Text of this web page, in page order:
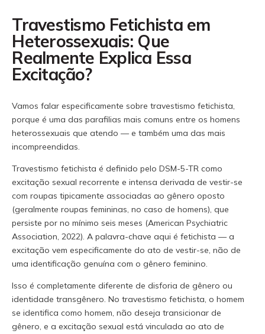
Travestismo Fetichista em
Heterossexuais: Que
Realmente Explica Essa
Excitação?
Vamos falar especificamente sobre travestismo fetichista,
porque é uma das parafilias mais comuns entre os homens
heterossexuais que atendo — e também uma das mais
incompreendidas.
Travestismo fetichista é definido pelo DSM-5-TR como
excitação sexual recorrente e intensa derivada de vestir-se
com roupas tipicamente associadas ao gênero oposto
(geralmente roupas femininas, no caso de homens), que
persiste por no mínimo seis meses (American Psychiatric
Association, 2022). A palavra-chave aqui é fetichista — a
excitação vem especificamente do ato de vestir-se, não de
uma identificação genuína com o gênero feminino.
Isso é completamente diferente de disforia de gênero ou
identidade transgênero. No travestismo fetichista, o homem
se identifica como homem, não deseja transicionar de
gênero, e a excitação sexual está vinculada ao ato de